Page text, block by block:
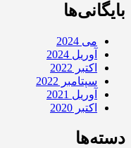
بایگانی‌ها
می 2024
آوریل 2024
اکتبر 2022
سپتامبر 2022
آوریل 2021
اکتبر 2020
دسته‌ها